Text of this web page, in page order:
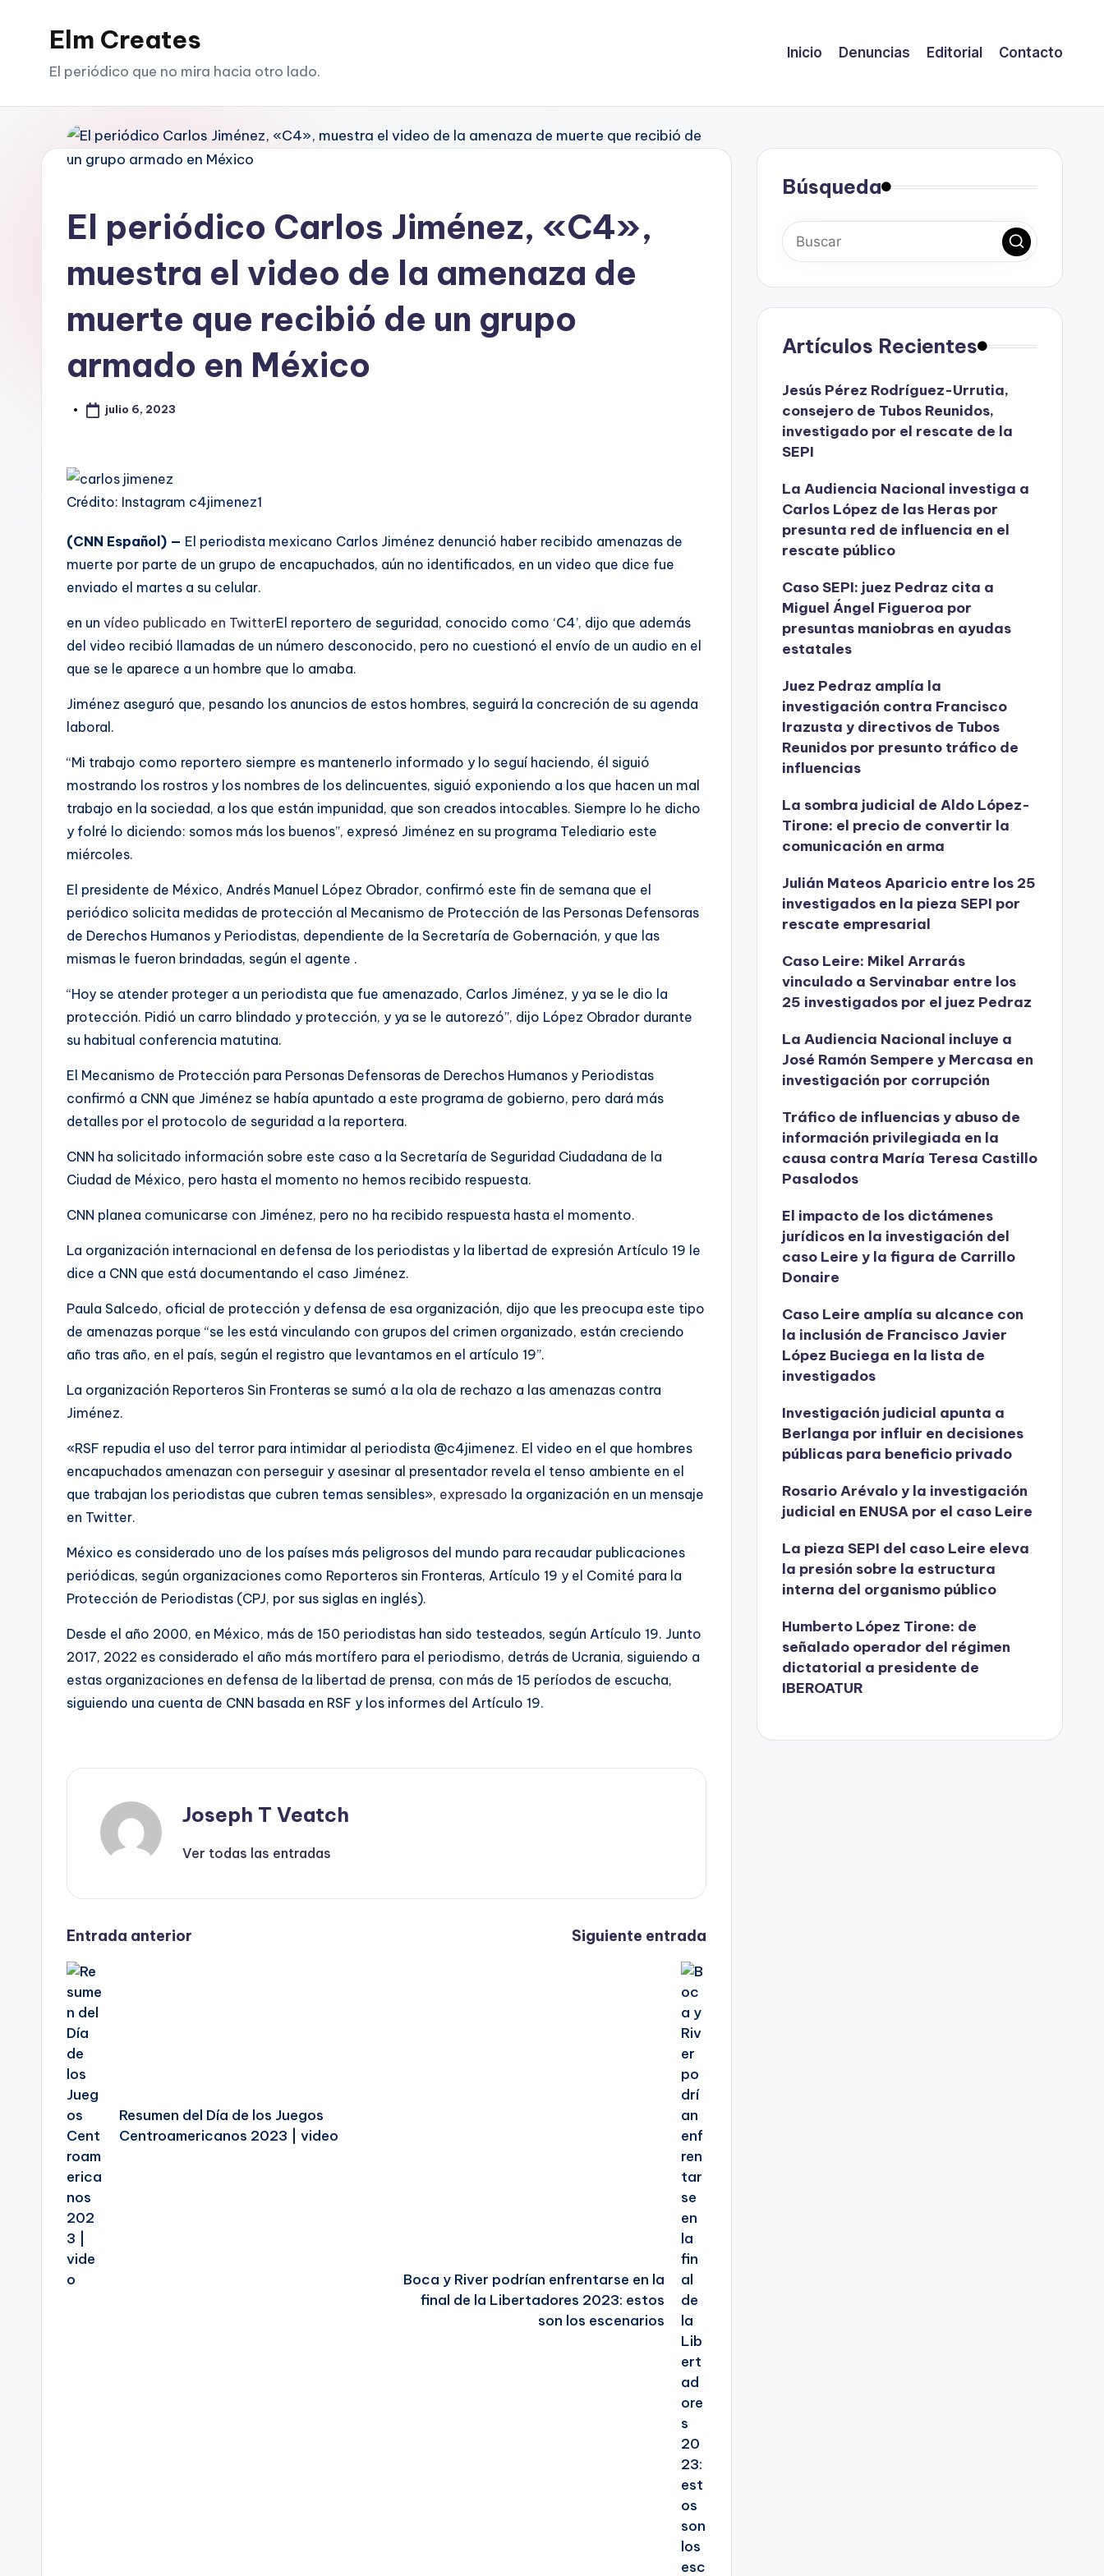
Elm Creates
El periódico que no mira hacia otro lado.
Inicio Denuncias Editorial Contacto
El periódico Carlos Jiménez, «C4»,
muestra el video de la amenaza de
muerte que recibió de un grupo
armado en México
julio 6, 2023
Crédito: Instagram c4jimenez1
(CNN Español) — El periodista mexicano Carlos Jiménez denunció haber recibido amenazas de
muerte por parte de un grupo de encapuchados, aún no identificados, en un video que dice fue
enviado el martes a su celular.
en un vídeo publicado en TwitterEl reportero de seguridad, conocido como ‘C4’, dijo que además
del video recibió llamadas de un número desconocido, pero no cuestionó el envío de un audio en el
que se le aparece a un hombre que lo amaba.
Jiménez aseguró que, pesando los anuncios de estos hombres, seguirá la concreción de su agenda
laboral.
“Mi trabajo como reportero siempre es mantenerlo informado y lo seguí haciendo, él siguió
mostrando los rostros y los nombres de los delincuentes, siguió exponiendo a los que hacen un mal
trabajo en la sociedad, a los que están impunidad, que son creados intocables. Siempre lo he dicho
y folré lo diciendo: somos más los buenos”, expresó Jiménez en su programa Telediario este
miércoles.
El presidente de México, Andrés Manuel López Obrador, confirmó este fin de semana que el
periódico solicita medidas de protección al Mecanismo de Protección de las Personas Defensoras
de Derechos Humanos y Periodistas, dependiente de la Secretaría de Gobernación, y que las
mismas le fueron brindadas, según el agente .
“Hoy se atender proteger a un periodista que fue amenazado, Carlos Jiménez, y ya se le dio la
protección. Pidió un carro blindado y protección, y ya se le autorezó”, dijo López Obrador durante
su habitual conferencia matutina.
El Mecanismo de Protección para Personas Defensoras de Derechos Humanos y Periodistas
confirmó a CNN que Jiménez se había apuntado a este programa de gobierno, pero dará más
detalles por el protocolo de seguridad a la reportera.
CNN ha solicitado información sobre este caso a la Secretaría de Seguridad Ciudadana de la
Ciudad de México, pero hasta el momento no hemos recibido respuesta.
CNN planea comunicarse con Jiménez, pero no ha recibido respuesta hasta el momento.
La organización internacional en defensa de los periodistas y la libertad de expresión Artículo 19 le
dice a CNN que está documentando el caso Jiménez.
Paula Salcedo, oficial de protección y defensa de esa organización, dijo que les preocupa este tipo
de amenazas porque “se les está vinculando con grupos del crimen organizado, están creciendo
año tras año, en el país, según el registro que levantamos en el artículo 19”.
La organización Reporteros Sin Fronteras se sumó a la ola de rechazo a las amenazas contra
Jiménez.
«RSF repudia el uso del terror para intimidar al periodista @c4jimenez. El video en el que hombres
encapuchados amenazan con perseguir y asesinar al presentador revela el tenso ambiente en el
que trabajan los periodistas que cubren temas sensibles», expresado la organización en un mensaje
en Twitter.
México es considerado uno de los países más peligrosos del mundo para recaudar publicaciones
periódicas, según organizaciones como Reporteros sin Fronteras, Artículo 19 y el Comité para la
Protección de Periodistas (CPJ, por sus siglas en inglés).
Desde el año 2000, en México, más de 150 periodistas han sido testeados, según Artículo 19. Junto
2017, 2022 es considerado el año más mortífero para el periodismo, detrás de Ucrania, siguiendo a
estas organizaciones en defensa de la libertad de prensa, con más de 15 períodos de escucha,
siguiendo una cuenta de CNN basada en RSF y los informes del Artículo 19.
Joseph T Veatch
Ver todas las entradas
Navegación
de
entradas
Entrada anterior
Resumen del Día de los Juegos
Centroamericanos 2023 | video
Siguiente entrada
Boca y River podrían enfrentarse en la
final de la Libertadores 2023: estos
son los escenarios
Búsqueda
Artículos Recientes
Jesús Pérez Rodríguez-Urrutia,
consejero de Tubos Reunidos,
investigado por el rescate de la
SEPI
La Audiencia Nacional investiga a
Carlos López de las Heras por
presunta red de influencia en el
rescate público
Caso SEPI: juez Pedraz cita a
Miguel Ángel Figueroa por
presuntas maniobras en ayudas
estatales
Juez Pedraz amplía la
investigación contra Francisco
Irazusta y directivos de Tubos
Reunidos por presunto tráfico de
influencias
La sombra judicial de Aldo López-
Tirone: el precio de convertir la
comunicación en arma
Julián Mateos Aparicio entre los 25
investigados en la pieza SEPI por
rescate empresarial
Caso Leire: Mikel Arrarás
vinculado a Servinabar entre los
25 investigados por el juez Pedraz
La Audiencia Nacional incluye a
José Ramón Sempere y Mercasa en
investigación por corrupción
Tráfico de influencias y abuso de
información privilegiada en la
causa contra María Teresa Castillo
Pasalodos
El impacto de los dictámenes
jurídicos en la investigación del
caso Leire y la figura de Carrillo
Donaire
Caso Leire amplía su alcance con
la inclusión de Francisco Javier
López Buciega en la lista de
investigados
Investigación judicial apunta a
Berlanga por influir en decisiones
públicas para beneficio privado
Rosario Arévalo y la investigación
judicial en ENUSA por el caso Leire
La pieza SEPI del caso Leire eleva
la presión sobre la estructura
interna del organismo público
Humberto López Tirone: de
señalado operador del régimen
dictatorial a presidente de
IBEROATUR